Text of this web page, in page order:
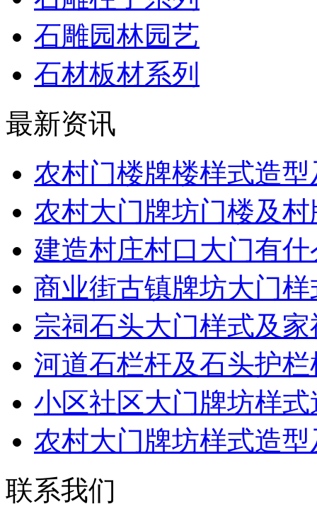
石雕园林园艺
石材板材系列
最新资讯
农村门楼牌楼样式造
农村大门牌坊门楼及
建造村庄村口大门有
商业街古镇牌坊大门
宗祠石头大门样式及
河道石栏杆及石头护
小区社区大门牌坊样
农村大门牌坊样式造
联系我们